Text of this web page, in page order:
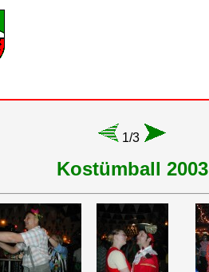
1/3
Kostümball 2003